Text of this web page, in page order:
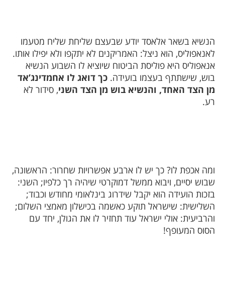
הנשיא בשאר אלאסד יודע שבעצם שליחת שליח מטעמו
לאנאפוליס, הוא ניצל: האמריקנים לא יתקפו ולא יפילו אותו.
אנאפוליס היא פוליסת הביטוח שיוציא לו השבוע הנשיא
בוש, שישתתף בעצמו בועידה. כך דואג לו אחמדינג’אד
מן הצד האחד, והנשיא בוש מן הצד השני, סידור לא
רע.
ומה אכפת לו? כך יש לו ארבע אפשרויות שחרור: הראשונה,
שבוש יסיים, ויבוא ממשל דמוקרטי שיהיה רך כלפיו; השני:
בזכות הועידה הוא יקבל שידרוג בינלאומי מחודש וכבוד;
השלישית: שישראל תוקע כאשמה בכישלון מאמצי השלום;
והרביעית: אולי ישראל עוד תחזיר לו את הגולן, יחד עם
הסוס המעופף!